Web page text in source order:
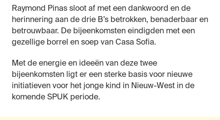
Raymond Pinas sloot af met een dankwoord en de
herinnering aan de drie B’s betrokken, benaderbaar en
betrouwbaar. De bijeenkomsten eindigden met een
gezellige borrel en soep van Casa Sofia.
Met de energie en ideeën van deze twee
bijeenkomsten ligt er een sterke basis voor nieuwe
initiatieven voor het jonge kind in Nieuw-West in de
komende SPUK periode.